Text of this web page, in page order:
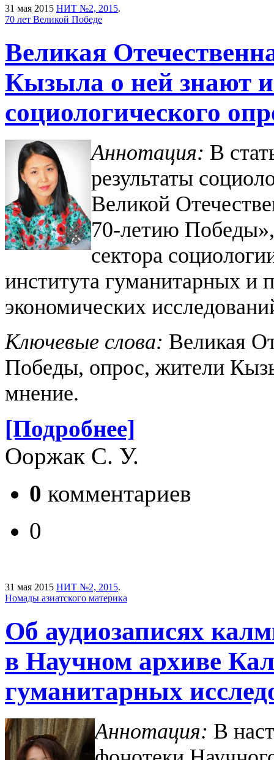
31 мая 2015 НИТ №2, 2015.
70 лет Великой Победе
Великая
Кызыла о ней знают
социологического
Аннотация: В
результаты
Великой
70-летию
сектора
института гуманитарных и
экономических
Ключевые слова: Великая
Победы, опрос, жители
мнение.
[Подробнее]
Ооржак С. У.
0 комментариев
0
31 мая 2015 НИТ №2, 2015.
Номады азиатского материка
Об аудиозаписях
в Научном архиве
гуманитарных
Аннотация: В